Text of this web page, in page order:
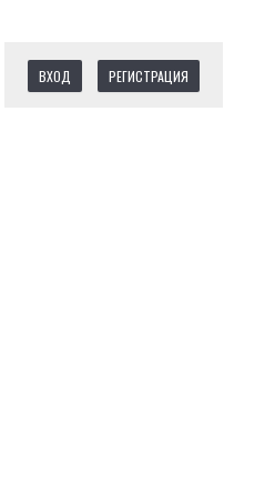
ВХОД РЕГИСТРАЦИЯ